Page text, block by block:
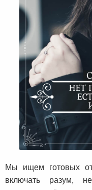
Мы ищем готовых
включать разум,